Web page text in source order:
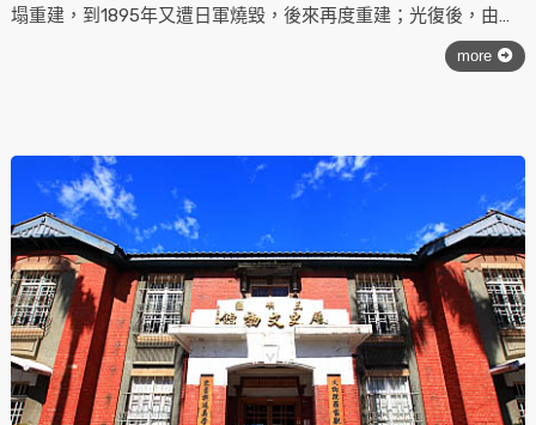
塌重建，到1895年又遭日軍燒毀，後來再度重建；光復後，由名
畫家李梅樹先生主持改建。該廟是民間藝術的總匯，也是臺灣匠
師智慧與藝術的結晶；由於李先生要求嚴謹，他雖去世，至今仍
more